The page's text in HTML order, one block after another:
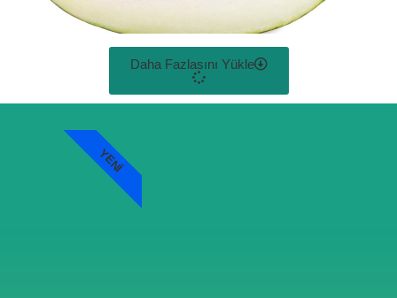
Daha Fazlasını Yükle
YENI